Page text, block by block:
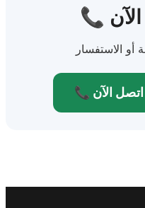
أو الاستفسار
📞 اتصل الآن